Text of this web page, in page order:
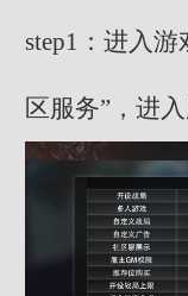
step1：进入
区服务”，进